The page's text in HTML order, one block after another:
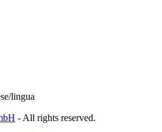
lingua
- All rights reserved.